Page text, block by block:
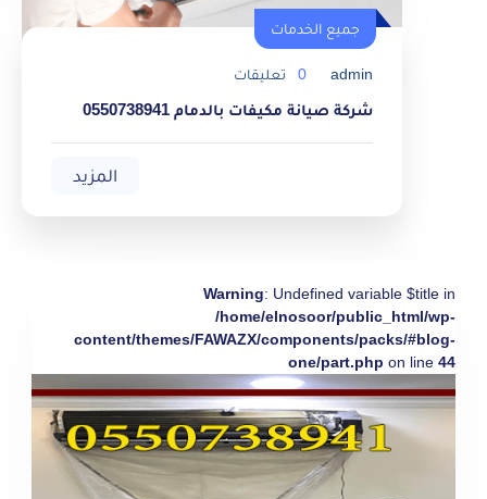
جميع الخدمات
admin
0 تعليقات
شركة صيانة مكيفات بالدمام 0550738941
المزيد
Warning: Undefined variable $title in
/home/elnosoor/public_html/wp-
content/themes/FAWAZX/components/packs/#blog-
one/part.php on line 44